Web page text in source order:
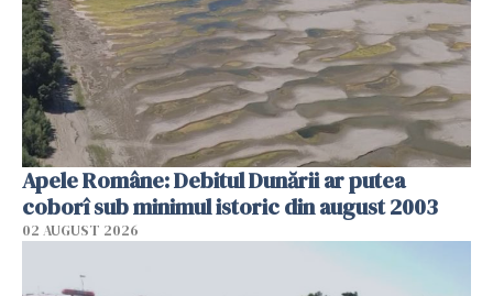
Apele Române: Debitul Dunării ar putea
coborî sub minimul istoric din august 2003
02 AUGUST 2026